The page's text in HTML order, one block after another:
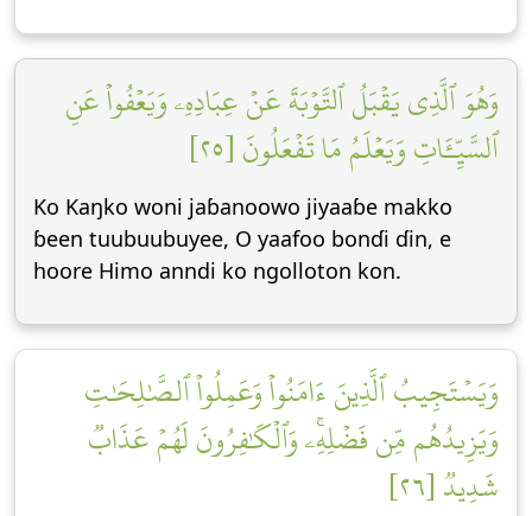
وَهُوَ ٱلَّذِي يَقۡبَلُ ٱلتَّوۡبَةَ عَنۡ عِبَادِهِۦ وَيَعۡفُواْ عَنِ
ٱلسَّيِّـَٔاتِ وَيَعۡلَمُ مَا تَفۡعَلُونَ [٢٥]
Ko Kaŋko woni jaɓanoowo jiyaaɓe makko
ɓeen tuubuubuyee, O yaafoo bonɗi ɗin, e
hoore Himo anndi ko ngolloton kon.
وَيَسۡتَجِيبُ ٱلَّذِينَ ءَامَنُواْ وَعَمِلُواْ ٱلصَّٰلِحَٰتِ
وَيَزِيدُهُم مِّن فَضۡلِهِۦۚ وَٱلۡكَٰفِرُونَ لَهُمۡ عَذَابٞ
شَدِيدٞ [٢٦]